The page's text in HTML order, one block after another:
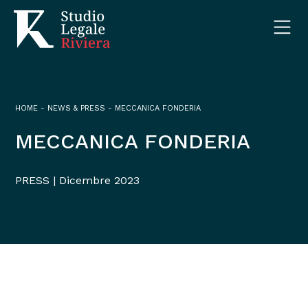
HOME - NEWS & PRESS - MECCANICA FONDERIA
MECCANICA FONDERIA
PRESS | Dicembre 2023